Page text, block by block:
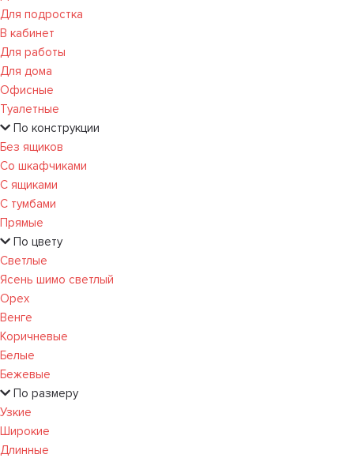
Для подростка
В кабинет
Для работы
Для дома
Офисные
Туалетные
По конструкции
Без ящиков
Со шкафчиками
С ящиками
С тумбами
Прямые
По цвету
Светлые
Ясень шимо светлый
Орех
Венге
Коричневые
Белые
Бежевые
По размеру
Узкие
Широкие
Длинные